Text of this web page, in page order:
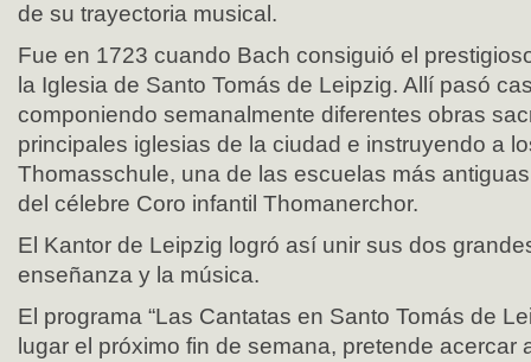
de su trayectoria musical.
Fue en 1723 cuando Bach consiguió el
la Iglesia de Santo Tomás de Leipzig. Allí pasó
componiendo semanalmente diferentes obras
principales iglesias de la ciudad e instruyendo a
Thomasschule, una de las escuelas más
del célebre Coro infantil Thomanerchor.
El Kantor de Leipzig logró así unir sus dos
enseñanza y la música.
El programa “Las Cantatas en Santo Tomás de
lugar el próximo fin de semana, pretende acercar